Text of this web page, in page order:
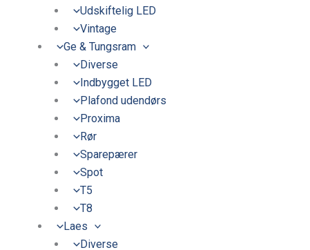
Udskiftelig LED
Vintage
Ge & Tungsram
Diverse
Indbygget LED
Plafond udendørs
Proxima
Rør
Sparepærer
Spot
T5
T8
Laes
Diverse